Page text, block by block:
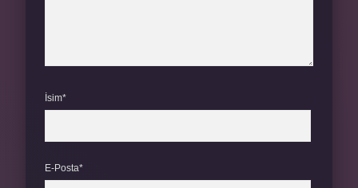
İsim*
E-Posta*